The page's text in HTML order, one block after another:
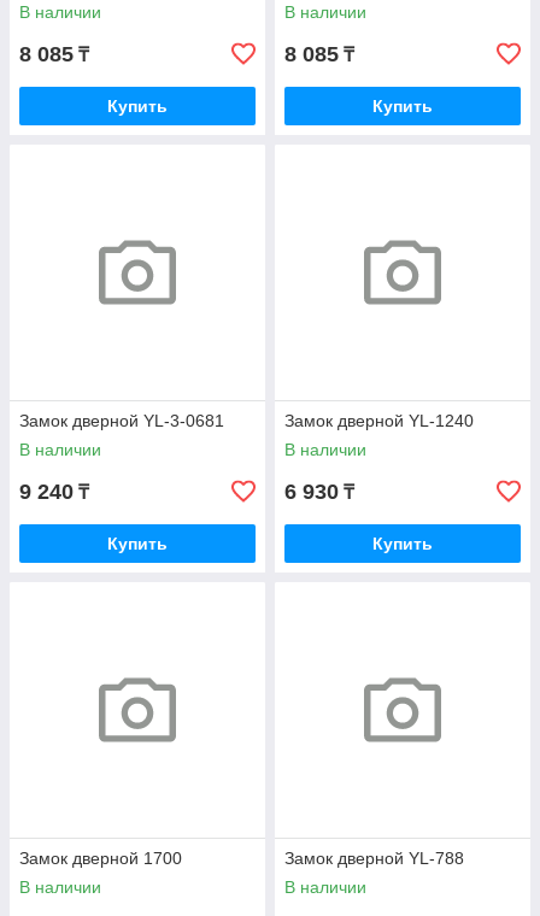
В наличии
8 085 ₸
Купить
В наличии
8 085 ₸
Купить
Замок дверной YL-3-0681
В наличии
9 240 ₸
Купить
Замок дверной YL-1240
В наличии
6 930 ₸
Купить
Замок дверной 1700
В наличии
Замок дверной YL-788
В наличии